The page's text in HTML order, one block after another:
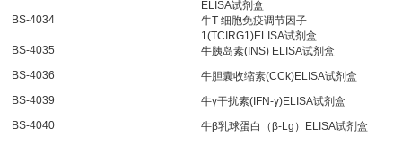
ELISA试剂盒
BS-4034
牛T-细胞免疫调节因子
1(TCIRG1)ELISA试剂盒
BS-4035
牛胰岛素(INS) ELISA试剂盒
BS-4036
牛胆囊收缩素(CCk)ELISA试剂盒
BS-4039
牛γ干扰素(IFN-γ)ELISA试剂盒
BS-4040
牛β乳球蛋白（β-Lg）ELISA试剂盒